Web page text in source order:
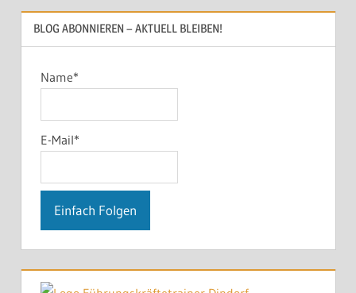
BLOG ABONNIEREN – AKTUELL BLEIBEN!
Name*
E-Mail*